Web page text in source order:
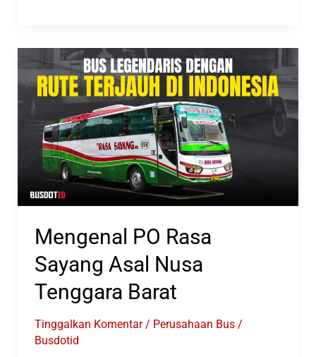
VISION
8
TOURING
Busworld
Mengenal PO Rasa
Sayang Asal Nusa
Tenggara Barat
Tinggalkan Komentar / Perusahaan Bus/
Busdotid